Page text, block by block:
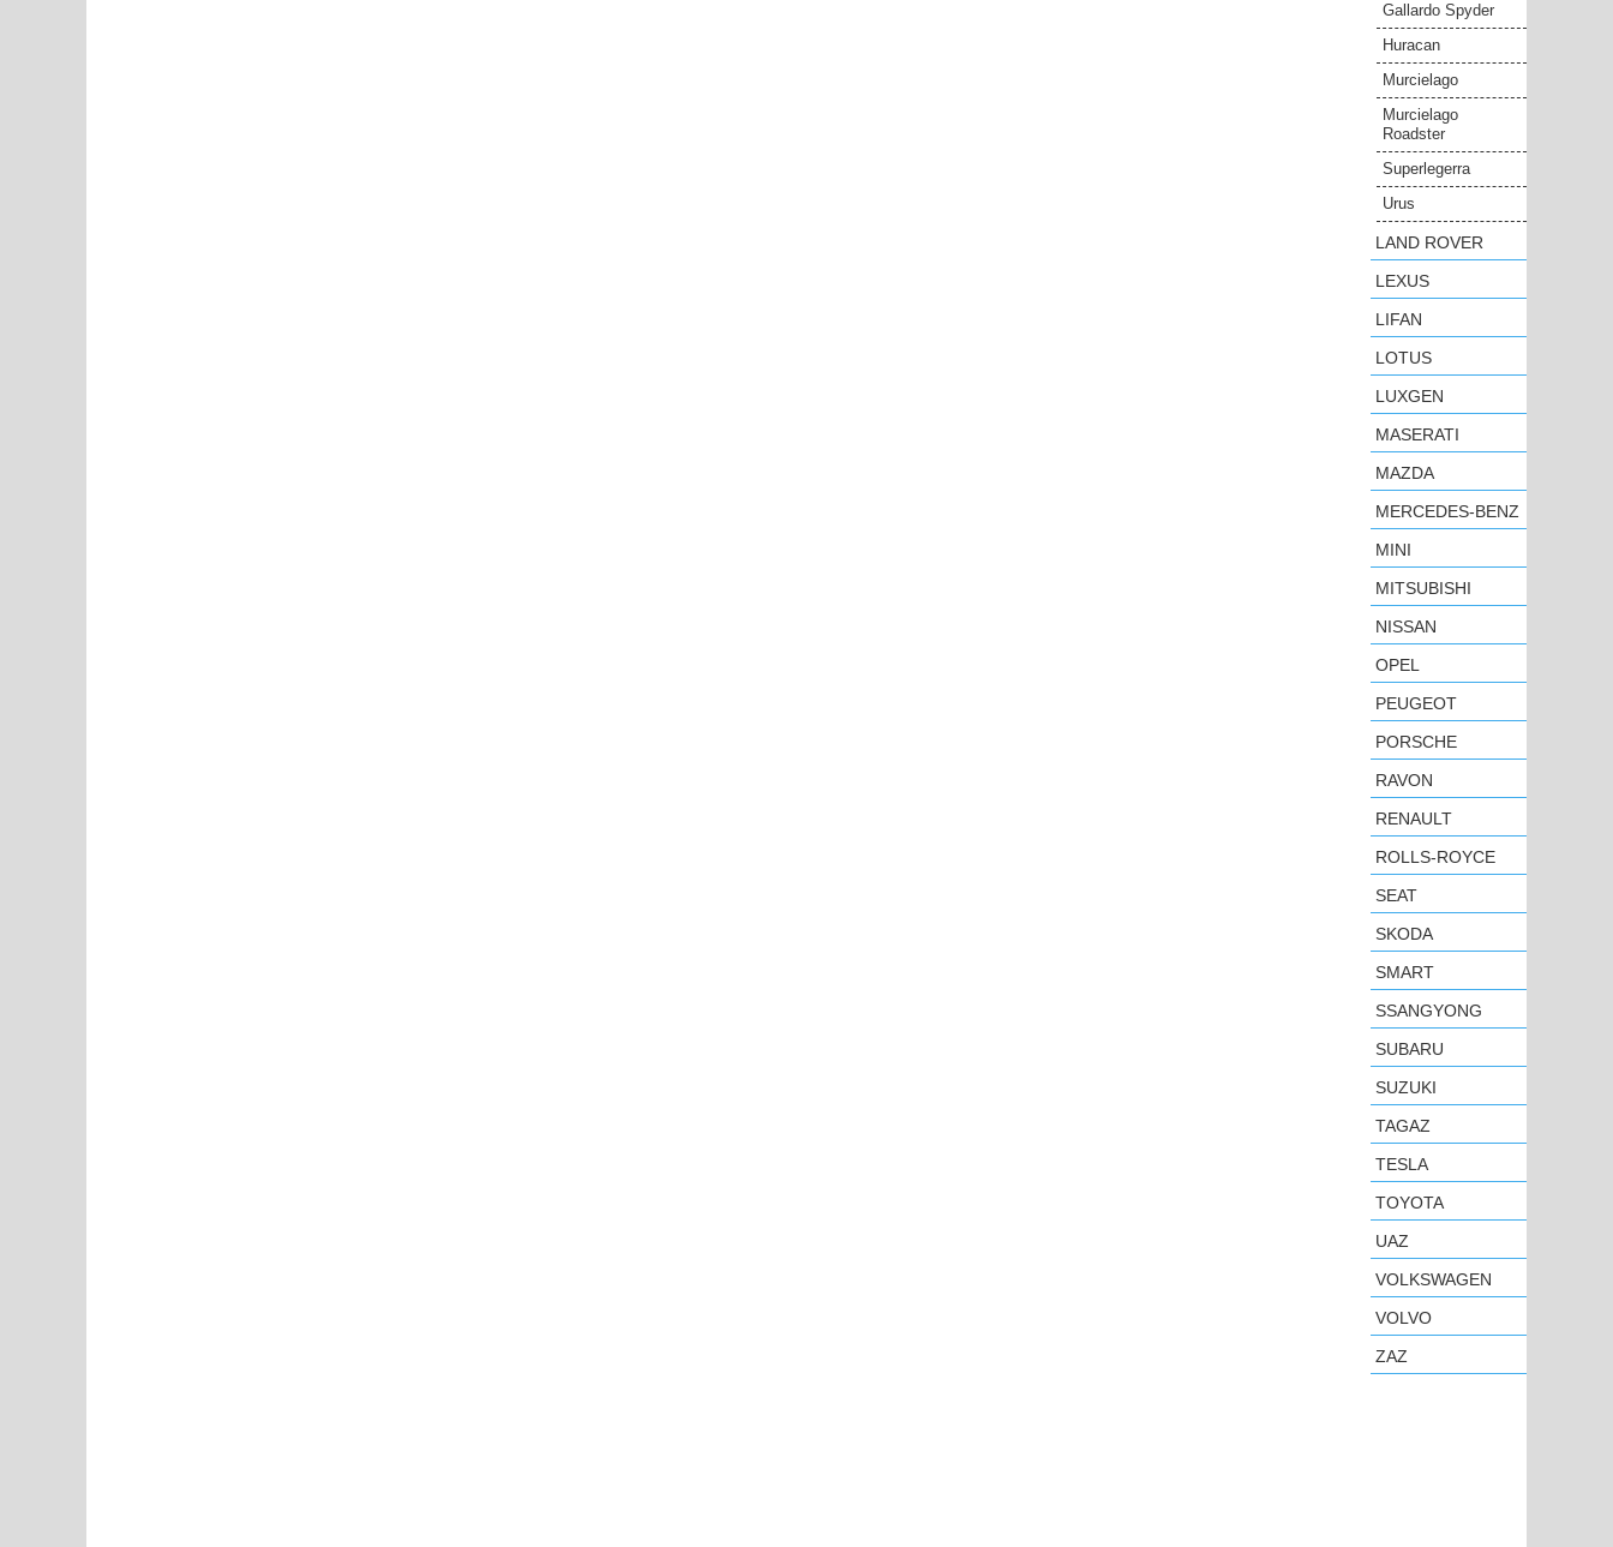
Gallardo Spyder
Huracan
Murcielago
Murcielago
Roadster
Superlegerra
Urus
LAND ROVER
LEXUS
LIFAN
LOTUS
LUXGEN
MASERATI
MAZDA
MERCEDES-BENZ
MINI
MITSUBISHI
NISSAN
OPEL
PEUGEOT
PORSCHE
RAVON
RENAULT
ROLLS-ROYCE
SEAT
SKODA
SMART
SSANGYONG
SUBARU
SUZUKI
TAGAZ
TESLA
TOYOTA
UAZ
VOLKSWAGEN
VOLVO
ZAZ